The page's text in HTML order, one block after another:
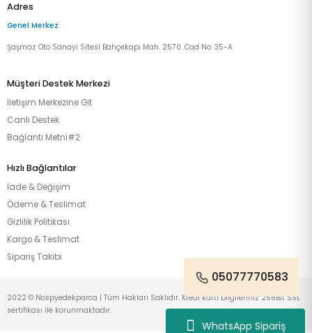
WhatsApp Sipariş
Adres
Genel Merkez
Şaşmaz Oto Sanayi Sitesi Bahçekapı Mah. 2570. Cad No: 35-A
Müşteri Destek Merkezi
İletişim Merkezine Git
Canlı Destek
Bağlantı Metni#2
Hızlı Bağlantılar
İade & Değişim
Ödeme & Teslimat
Gizlilik Politikası
Kargo & Teslimat
Sipariş Takibi
05077770583
2022 © Nospyedekparca | Tüm Hakları Saklıdır. Kredi kartı bilgileriniz 256Bit SSL
sertifikası ile korunmaktadır.